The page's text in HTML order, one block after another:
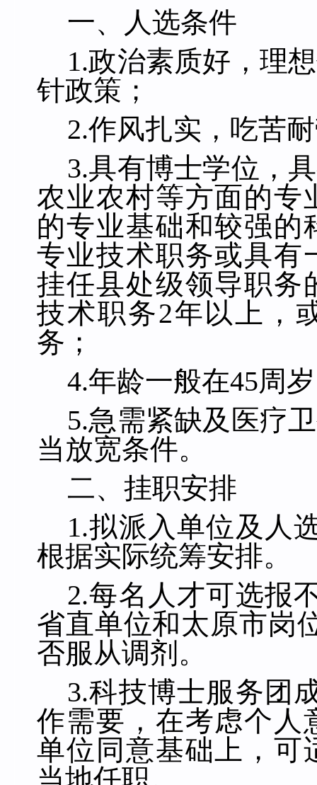
一、人选条件
1.政治素质好，理
针政策；
2.作风扎实，吃苦
3.具有博士学位，
农业农村等方面的专
的专业基础和较强的
专业技术职务或具有
挂任县处级领导职务
技术职务2年以上，
务；
4.年龄一般在45周
5.急需紧缺及医疗
当放宽条件。
二、挂职安排
1.拟派入单位及人
根据实际统筹安排。
2.每名人才可选报
省直单位和太原市岗
否服从调剂 。
3.科技博士服务团
作需要，在考虑个人
单位同意基础上，可